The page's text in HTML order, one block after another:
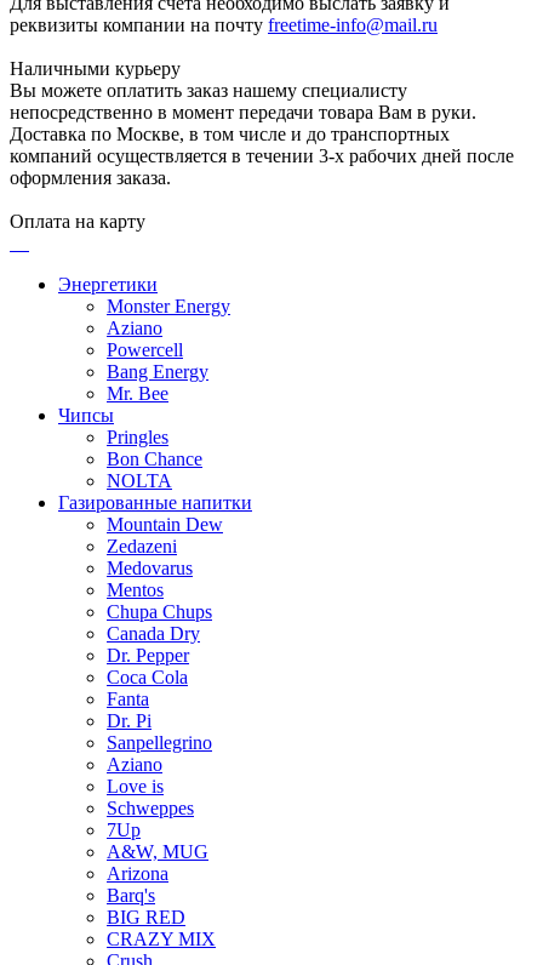
реквизиты компании на почту freetime-info@mail.ru
Наличными курьеру
Вы можете оплатить заказ нашему специалисту
непосредственно в момент передачи товара Вам в руки.
Доставка по Москве, в том числе и до транспортных
компаний осуществляется в течении 3-х рабочих дней после
оформления заказа.
Оплата на карту
Энергетики
Monster Energy
Aziano
Powercell
Bang Energy
Mr. Bee
Чипсы
Pringles
Bon Chance
NOLTA
Газированные напитки
Mountain Dew
Zedazeni
Medovarus
Mentos
Chupa Chups
Canada Dry
Dr. Pepper
Coca Cola
Fanta
Dr. Pi
Sanpellegrino
Aziano
Love is
Schweppes
7Up
A&W, MUG
Arizona
Barq's
BIG RED
CRAZY MIX
Crush